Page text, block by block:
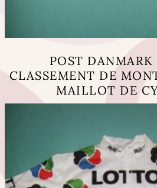
POST
CLASSEMENT DE
MAILLOT DE